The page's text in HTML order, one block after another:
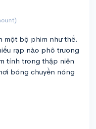
một bộ phim như thế.
rạp nào phô trương
tính trong thập niên
bóng chuyền nóng